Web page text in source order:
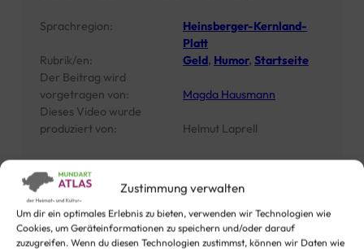
Zustimmung verwalten
Um dir ein optimales Erlebnis zu bieten, verwenden wir Technologien wie
Cookies, um Geräteinformationen zu speichern und/oder darauf
zuzugreifen. Wenn du diesen Technologien zustimmst, können wir Daten wie
Sprachregion:
Heinsberger-Kernland-
Platt
Rubrik/en:
Geld, Humor, Startseite
Der Beitrag wird
vorgetragen von:
Magda Hausmann
Dieses Video wurde
produziert von:
Helmut Laprell
21Personen haben diesem Video bisher ein "Gefällt mir"
gegeben. Wie sieht´s mit dir aus?